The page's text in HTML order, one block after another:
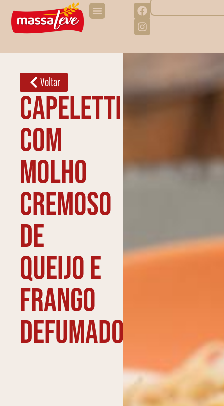
Voltar
Capeletti
com
molho
cremoso
de
queijo e
frango
defumado